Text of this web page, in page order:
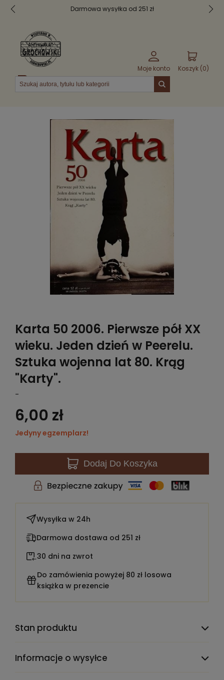
Darmowa wysyłka od 251 zł
Moje konto Koszyk (0)
Menu
Karta 50 2006. Pierwsze pół XX
wieku. Jeden dzień w Peerelu.
Sztuka wojenna lat 80. Krąg
"Karty".
-
6,00 zł
Jedyny egzemplarz!
Dodaj Do Koszyka
Wysyłka w 24h
Darmowa dostawa od 251 zł
30 dni na zwrot
Do zamówienia powyżej 80 zł losowa
książka w prezencie
Stan produktu
Informacje o wysyłce